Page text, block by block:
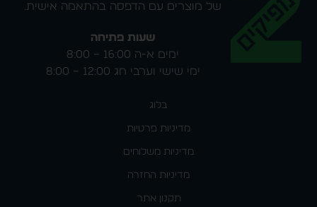
של מוצרים עם הדפסה בהתאמה אישית.
שעות פתיחה
ימים א-ה 16:00 – 8:00
ימי שישי וערבי חג 12:00 – 8:00
בלוג
מדיניות פרטיות
מדיניות משלוחים
מדיניות החזרה
תקנון אתר